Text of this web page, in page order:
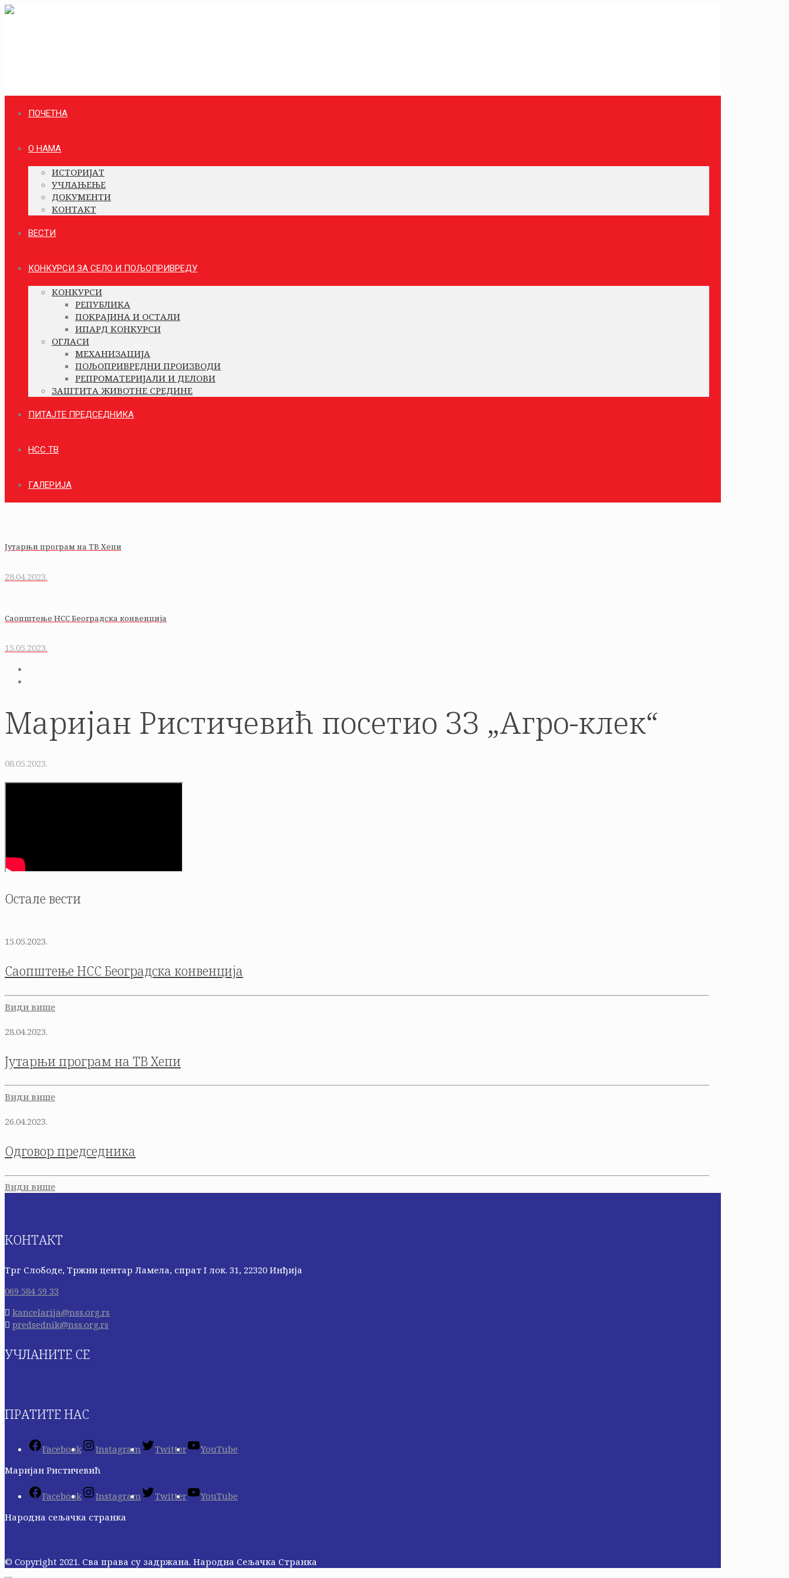
ПОЧЕТНА
О НАМА
ИСТОРИЈАТ
УЧЛАЊЕЊЕ
ДОКУМЕНТИ
КОНТАКТ
ВЕСТИ
КОНКУРСИ ЗА СЕЛО И ПОЉОПРИВРЕДУ
КОНКУРСИ
РЕПУБЛИКА
ПОКРАЈИНА И ОСТАЛИ
ИПАРД КОНКУРСИ
ОГЛАСИ
МЕХАНИЗАЦИЈА
ПОЉОПРИВРЕДНИ ПРОИЗВОДИ
РЕПРОМАТЕРИЈАЛИ И ДЕЛОВИ
ЗАШТИТА ЖИВОТНЕ СРЕДИНЕ
ПИТАЈТЕ ПРЕДСЕДНИКА
НСС ТВ
ГАЛЕРИЈА
Јутарњи програм на ТВ Хепи
28.04.2023.
Саопштење НСС Београдска конвенција
15.05.2023.
Маријан Ристичевић посетио ЗЗ „Агро-клек“
08.05.2023.
Остале вести
15.05.2023.
Саопштење НСС Београдска конвенција
Види више
28.04.2023.
Јутарњи програм на ТВ Хепи
Види више
26.04.2023.
Одговор председника
Види више
КОНТАКТ
Трг Слободе, Тржни центар Ламела, спрат I лок. 31, 22320 Инђија
069 584 59 33
kancelarija@nss.org.rs
predsednik@nss.org.rs
УЧЛАНИТЕ СЕ
ПРАТИТЕ НАС
Facebook Instagram Twitter
YouTube
Маријан Ристичевић
Facebook Instagram Twitter
YouTube
Народна сељачка странка
© Copyright 2021. Сва права су задржана. Народна Сељачка Странка